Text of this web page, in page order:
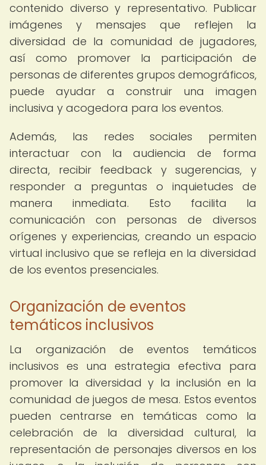
contenido diverso y representativo. Publicar
imágenes y mensajes que reflejen la
diversidad de la comunidad de jugadores,
así como promover la participación de
personas de diferentes grupos demográficos,
puede ayudar a construir una imagen
inclusiva y acogedora para los eventos.
Además, las redes sociales permiten
interactuar con la audiencia de forma
directa, recibir feedback y sugerencias, y
responder a preguntas o inquietudes de
manera inmediata. Esto facilita la
comunicación con personas de diversos
orígenes y experiencias, creando un espacio
virtual inclusivo que se refleja en la diversidad
de los eventos presenciales.
Organización de eventos
temáticos inclusivos
La organización de eventos temáticos
inclusivos es una estrategia efectiva para
promover la diversidad y la inclusión en la
comunidad de juegos de mesa. Estos eventos
pueden centrarse en temáticas como la
celebración de la diversidad cultural, la
representación de personajes diversos en los